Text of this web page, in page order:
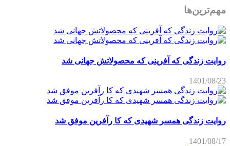
مهم‌ترین‌ها
روایت زندگی که آفرینی که محصولاتش جهانی شد
1401/08/23
روایت زندگی همسر شهیدی که کا رآفرین موفق شد
1401/08/17